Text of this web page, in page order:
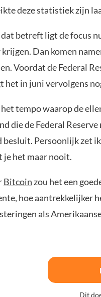
deze statistiek zijn
betreft ligt de focus
Dan komen
Voordat de Federal
het in juni vervolgens
tempo waarop de
die de Federal
besluit. Persoonlijk zet
je het maar nooit.
Bitcoin zou het een
hoe aantrekkelijker
als
Dit